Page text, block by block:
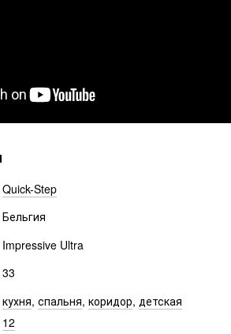
Quick-Step
Бельгия
Impressive​​​​​​​ Ultra
33
кухня, спальня, коридор, детская
12